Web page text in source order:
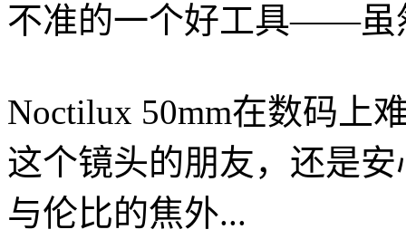
不准的一个好工具——虽
Noctilux 50mm在数码上
这个镜头的朋友，还是
与伦比的焦外...